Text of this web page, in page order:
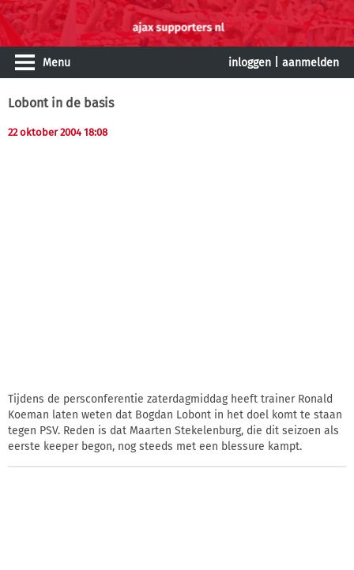
Menu inloggen aanmelden
Lobont in de basis
22 oktober 2004 18:08
Tijdens de persconferentie zaterdagmiddag heeft trainer Ronald
Koeman laten weten dat Bogdan Lobont in het doel komt te staan
tegen PSV. Reden is dat Maarten Stekelenburg, die dit seizoen als
eerste keeper begon, nog steeds met een blessure kampt.